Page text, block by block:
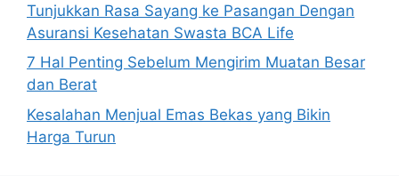
Tunjukkan Rasa Sayang ke Pasangan Dengan
Asuransi Kesehatan Swasta BCA Life
7 Hal Penting Sebelum Mengirim Muatan Besar
dan Berat
Kesalahan Menjual Emas Bekas yang Bikin
Harga Turun